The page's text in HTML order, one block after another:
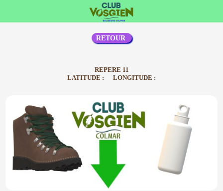
RETOUR
REPERE 11
LATITUDE : LONGITUDE :